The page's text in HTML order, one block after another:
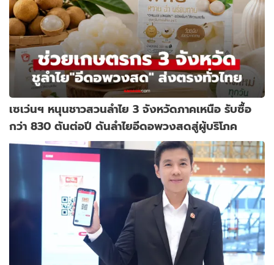
เซเว่นฯ หนุนชาวสวนลำไย 3 จังหวัดภาคเหนือ รับซื้อ
กว่า 830 ตันต่อปี ดันลำไยอีดอพวงสดสู่ผู้บริโภค